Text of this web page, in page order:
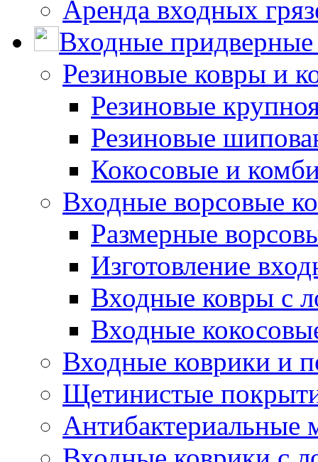
Аренда входных
Входные
Резиновые ковры и
Резиновые
Резиновые
Кокосовые и
Входные ворсовые
Размерные
Изготовление
Входные ковры с
Входные
Входные коврики и
Щетинистые
Антибактериальные